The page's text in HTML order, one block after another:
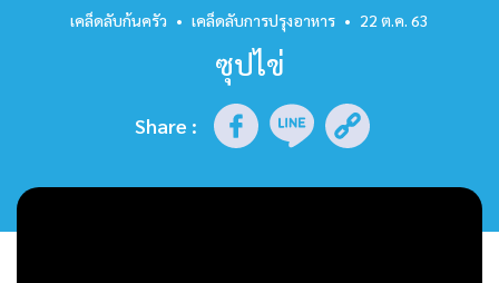
สูตรอาหาร
รายการย้อนหลัง
เคล็ดลับก้นครัว • เคล็ดลับการปรุงอาหาร • 22 ต.ค. 63
ซุปไข่
Share :